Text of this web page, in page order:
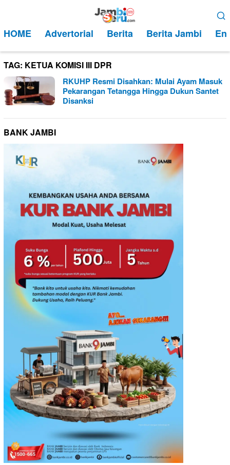
kontenMobile
HOME Advertorial Berita Berita Jambi
TAG: KETUA KOMISI III DPR
RKUHP Resmi Disahkan: Mulai Ayam Masuk
Pekarangan Tetangga Hingga Dukun Santet
Disanksi
BANK JAMBI